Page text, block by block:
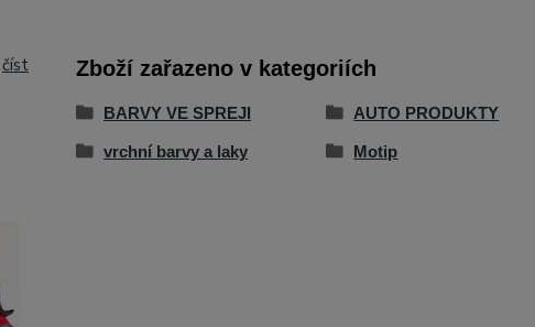
číst
Zboží zařazeno v kategoriích
BARVY VE SPREJI AUTO PRODUKTY
vrchní barvy a laky Motip